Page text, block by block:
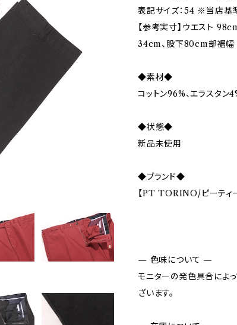
表記サイズ：54 ※当店基
【参考実寸】ウエスト
34cm、股下80cm部裾
◆素材◆
コットン96%、エラスタン
◆状態◆
新品未使用
◆ブランド◆
【PT TORINO/ピーティー
— 色味について —
モニターの発色具合によ
ざいます。